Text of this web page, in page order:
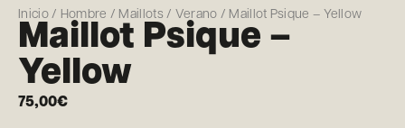
Inicio/ Hombre / Maillots / Verano / Maillot Psique – Yellow
Maillot Psique –
Yellow
75,00€